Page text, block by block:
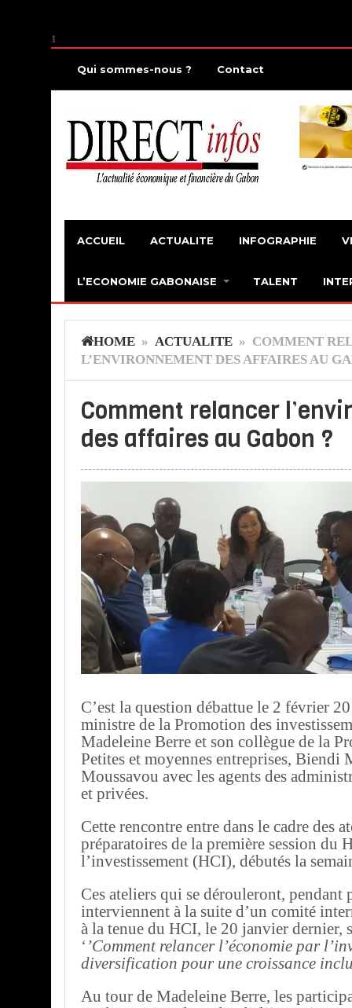
1
Qui sommes-nous ? Contact
ACCUEIL ACTUALITE INFOGRAPHIE
L’ECONOMIE GABONAISE TALENT
HOME » ACTUALITE » COMMENT
L’ENVIRONNEMENT DES AFFAIRES AU
Comment relancer
des affaires au Gabon ?
C’est la question débattue le 2 février
ministre de la Promotion des
Madeleine Berre et son collègue de la
Petites et moyennes entreprises, Biendi
Moussavou avec les agents des
et privées.
Cette rencontre entre dans le cadre des
préparatoires de la première session du
l’investissement (HCI), débutés la
Ces ateliers qui se dérouleront, pendant
interviennent à la suite d’un comité
à la tenue du HCI, le 20 janvier dernier,
‘ ’Comment relancer l’économie par
diversification pour une croissance
Au tour de Madeleine Berre, les